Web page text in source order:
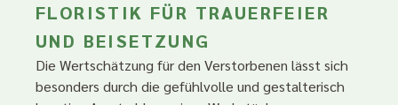
FLORISTIK FÜR TRAUERFEIER
UND BEISETZUNG
Die Wertschätzung für den Verstorbenen lässt sich
besonders durch die gefühlvolle und gestalterisch